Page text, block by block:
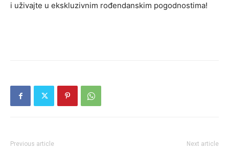
i uživajte u ekskluzivnim rođendanskim pogodnostima!
Previous article Next article